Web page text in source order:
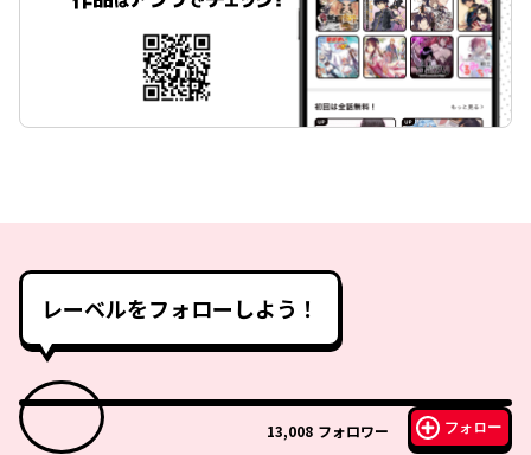
レーベルをフォローしよう！
13,008 フォロワー フォロー